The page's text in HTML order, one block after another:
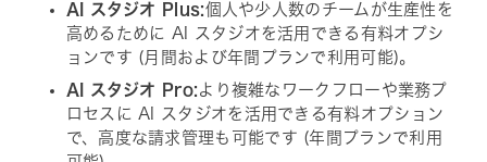
AI スタジオ Plus:個人や少人数のチームが生産性を
高めるために AI スタジオを活用できる有料オプシ
ョンです (月間および年間プランで利用可能)。
AI スタジオ Pro: より複雑なワークフローや業務プ
ロセスに AI スタジオを活用できる有料オプション
で、高度な請求管理も可能です (年間プランで利用